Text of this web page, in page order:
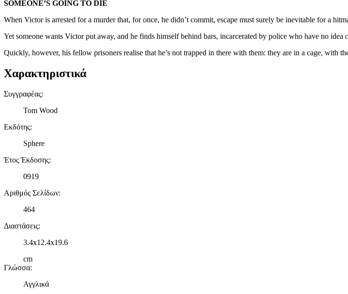
SOMEONE’S GOING TO DIE
When Victor is arrested for a murder that, for once, he didn’t commit, escape must surely be inevitable for a
Yet someone wants Victor put away, and he finds himself behind bars, incarcerated by police who have no
Quickly, however, his fellow prisoners realise that he’s not trapped in there with them: they are in a cage, with
Χαρακτηριστικά
Συγγραφέας:
Tom Wood
Εκδότης:
Sphere
Έτος Έκδοσης:
0919
Αριθμός Σελίδων:
464
Διαστάσεις:
3.4x12.4x19.6
cm
Γλώσσα:
Αγγλικά